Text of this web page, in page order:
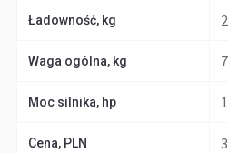
Ładowność, kg
Waga ogólna, kg
Moc silnika, hp
Cena, PLN